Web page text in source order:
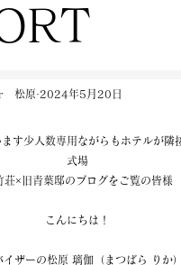
松原 2024年5月20日
す少人数専用ながらもホテルが隣
式場
荘×旧青葉邸のブログをご覧の皆様
こんにちは！
イザーの松原 璃伽（まつばら りか